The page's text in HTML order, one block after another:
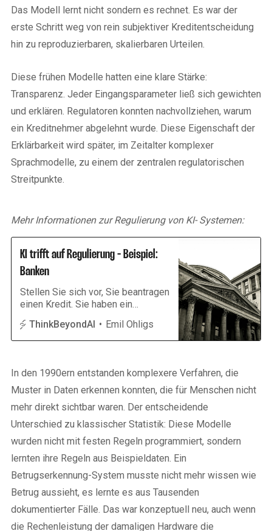
Das Modell lernt nicht sondern es rechnet. Es war der
erste Schritt weg von rein subjektiver Kreditentscheidung
hin zu reproduzierbaren, skalierbaren Urteilen.
Diese frühen Modelle hatten eine klare Stärke:
Transparenz. Jeder Eingangsparameter ließ sich gewichten
und erklären. Regulatoren konnten nachvollziehen, warum
ein Kreditnehmer abgelehnt wurde. Diese Eigenschaft der
Erklärbarkeit wird später, im Zeitalter komplexer
Sprachmodelle, zu einem der zentralen regulatorischen
Streitpunkte.
Mehr Informationen zur Regulierung von KI- Systemen:
KI trifft auf Regulierung - Beispiel:
Banken
Stellen Sie sich vor, Sie beantragen
einen Kredit. Sie haben ein
offenen Schulden etc. Trotzdem
kommt die Absage — automatisch,
keine Möglichkeit nachzufragen.
Irgendwo in einem Rechenzentrum
hat ein Algorithmus entschieden,
dass Sie kein geeigneter
Kreditnehmer sind. Was genau zu
dieser
ThinkBeyondAI Emil Ohligs
In den 1990ern entstanden komplexere Verfahren, die
Muster in Daten erkennen konnten, die für Menschen nicht
mehr direkt sichtbar waren. Der entscheidende
Unterschied zu klassischer Statistik: Diese Modelle
wurden nicht mit festen Regeln programmiert, sondern
lernten ihre Regeln aus Beispieldaten. Ein
Betrugserkennung-System musste nicht mehr wissen wie
Betrug aussieht, es lernte es aus Tausenden
dokumentierter Fälle. Das war konzeptuell neu, auch wenn
die Rechenleistung der damaligen Hardware die